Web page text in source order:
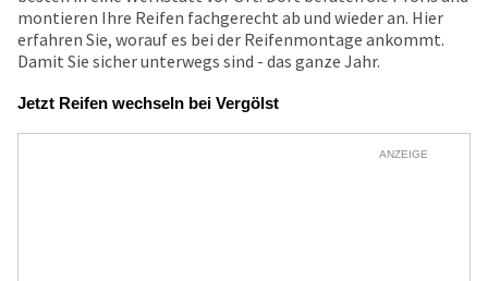
montieren Ihre Reifen fachgerecht ab und wieder an. Hier
erfahren Sie, worauf es bei der Reifenmontage ankommt.
Damit Sie sicher unterwegs sind - das ganze Jahr.
Jetzt Reifen wechseln bei Vergölst
ANZEIGE